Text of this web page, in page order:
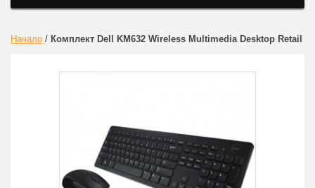
Начало / Комплект Dell KM632 Wireless Multimedia Desktop Retail